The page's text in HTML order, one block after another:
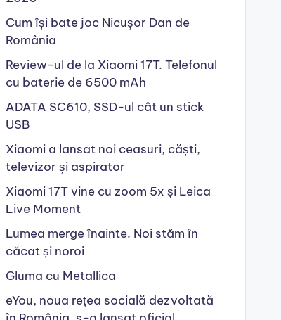
Cum își bate joc Nicușor Dan de
România
Review-ul de la Xiaomi 17T. Telefonul
cu baterie de 6500 mAh
ADATA SC610, SSD-ul cât un stick
USB
Xiaomi a lansat noi ceasuri, căști,
televizor și aspirator
Xiaomi 17T vine cu zoom 5x și Leica
Live Moment
Lumea merge înainte. Noi stăm în
căcat și noroi
Gluma cu Metallica
eYou, noua rețea socială dezvoltată